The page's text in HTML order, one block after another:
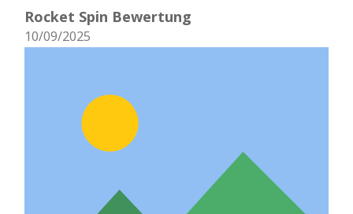
Rocket Spin Bewertung
10/09/2025